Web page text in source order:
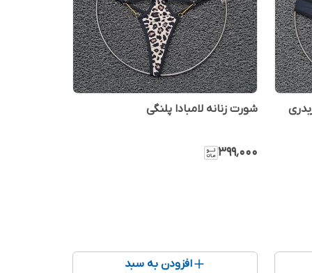
شورت زنانه لامبادا پلنگی
۳۹۹٬۰۰۰
افزودن به سبد